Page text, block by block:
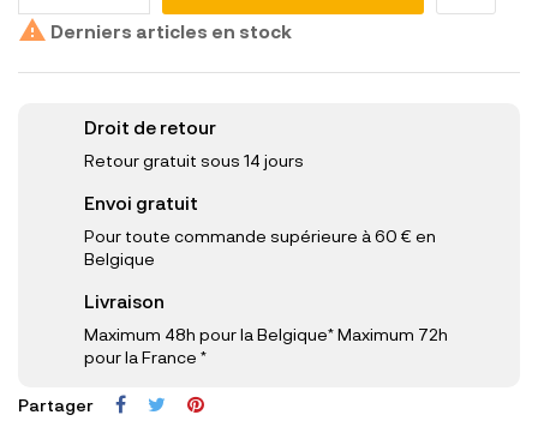
 Derniers articles en stock
Droit de retour
Retour gratuit sous 14 jours
Envoi gratuit
Pour toute commande supérieure à 60 € en
Belgique
Livraison
Maximum 48h pour la Belgique* Maximum 72h
pour la France *
Partager